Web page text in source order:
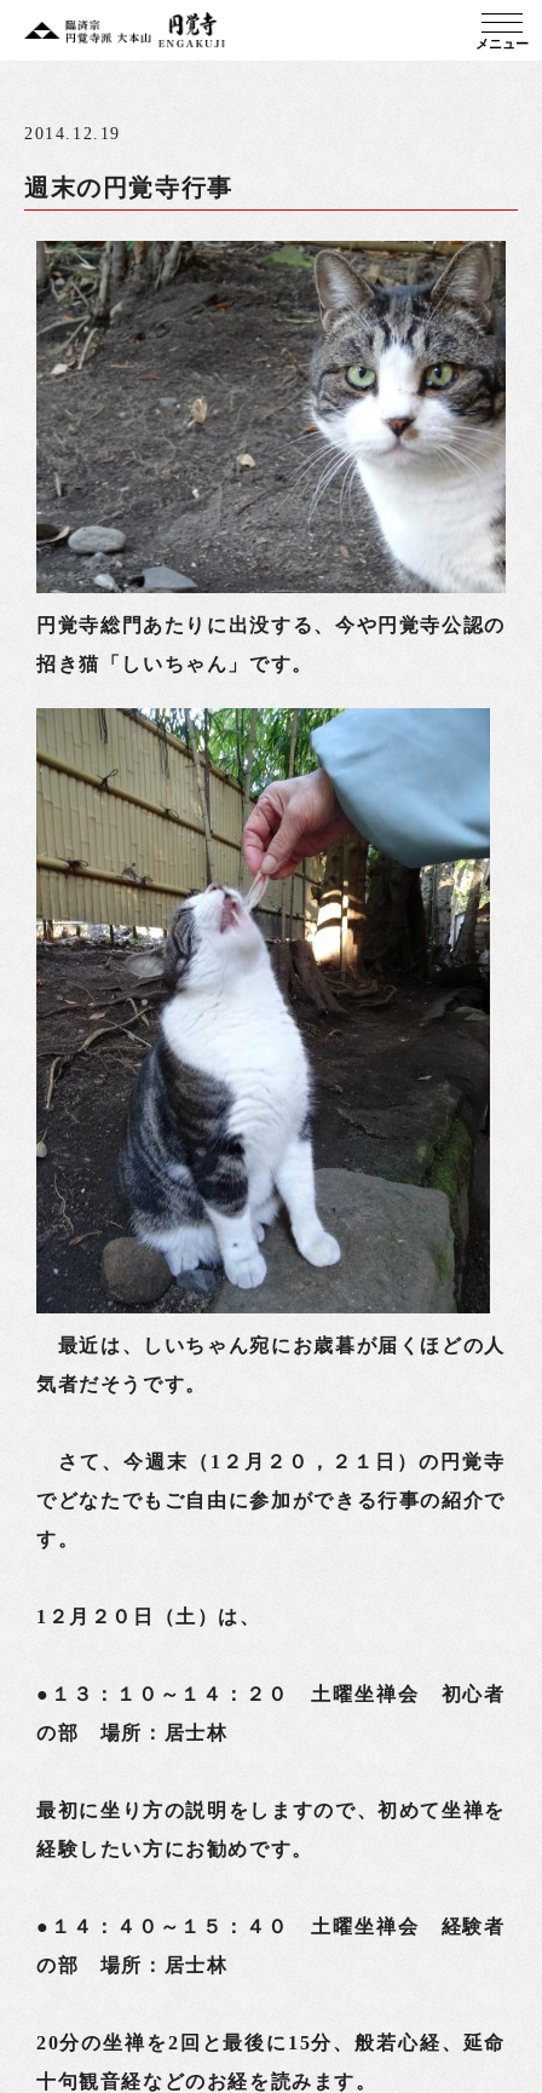
メニュー
2014.12.19
週末の円覚寺行事
円覚寺総門あたりに出没する、今や円覚寺公認の
招き猫「しいちゃん」です。
最近は、しいちゃん宛にお歳暮が届くほどの人
気者だそうです。
さて、今週末（1２月２０，２１日）の円覚寺
でどなたでもご自由に参加ができる行事の紹介で
す。
1２月２０日（土）は、
●１３：１０～１４：２０ 土曜坐禅会 初心者
の部 場所：居士林
最初に坐り方の説明をしますので、初めて坐禅を
経験したい方にお勧めです。
●１４：４０～１５：４０ 土曜坐禅会 経験者
の部 場所：居士林
20分の坐禅を2回と最後に15分、般若心経、延命
十句観音経などのお経を読みます。